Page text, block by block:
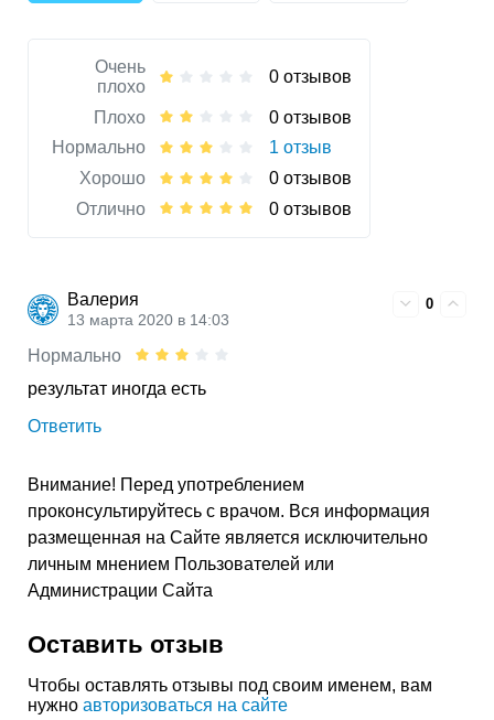
Очень
плохо
0 отзывов
Плохо
0 отзывов
Нормально
1 отзыв
Хорошо
0 отзывов
Отлично
0 отзывов
Валерия
13 марта 2020 в 14:03
0
Нормально
результат иногда есть
Ответить
Внимание! Перед употреблением
проконсультируйтесь с врачом. Вся информация
размещенная на Сайте является исключительно
личным мнением Пользователей или
Администрации Сайта
Оставить отзыв
Чтобы оставлять отзывы под своим именем, вам
нужно авторизоваться на сайте